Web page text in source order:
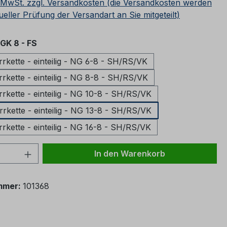
zzgl. Versandkosten (die Versandkosten werden
Prüfung der Versandart an Sie mitgeteilt)
8 - FS
- einteilig - NG 6-8 - SH/RS/VK
- einteilig - NG 8-8 - SH/RS/VK
- einteilig - NG 10-8 - SH/RS/VK
- einteilig - NG 13-8 - SH/RS/VK
- einteilig - NG 16-8 - SH/RS/VK
Anzahl: Gib den gewünschten Wert
In den Warenkorb
101368